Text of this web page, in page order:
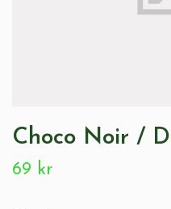
Choco Noir /
69 kr